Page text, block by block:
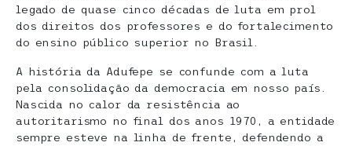
legado de quase cinco décadas de luta em prol
dos direitos dos professores e do fortalecimento
do ensino público superior no Brasil.
A história da Adufepe se confunde com a luta
pela consolidação da democracia em nosso país.
Nascida no calor da resistência ao
autoritarismo no final dos anos 1970, a entidade
sempre esteve na linha de frente, defendendo a